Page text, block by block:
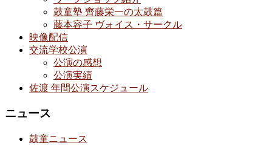
鼓童塾 齊藤栄一の太鼓篇
藤本容子 ヴォイス・サークル
映像配信
交流学校公演
公演の感想
公演実績
佐渡 年間公演スケジュール
ニュース
鼓童ニュース